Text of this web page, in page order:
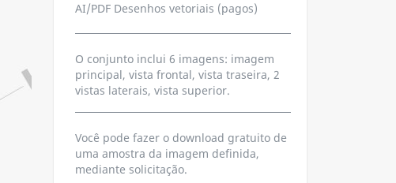
AI/PDF Desenhos vetoriais (pagos)
O conjunto inclui 6 imagens: imagem
principal, vista frontal, vista traseira, 2
vistas laterais, vista superior.
Você pode fazer o download gratuito de
uma amostra da imagem definida,
mediante solicitação.